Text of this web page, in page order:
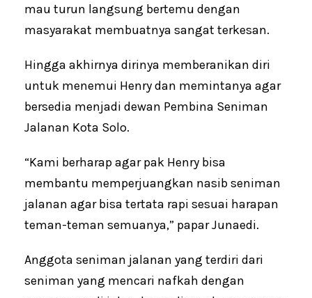
mau turun langsung bertemu dengan
masyarakat membuatnya sangat terkesan.
Hingga akhirnya dirinya memberanikan diri
untuk menemui Henry dan memintanya agar
bersedia menjadi dewan Pembina Seniman
Jalanan Kota Solo.
“Kami berharap agar pak Henry bisa
membantu memperjuangkan nasib seniman
jalanan agar bisa tertata rapi sesuai harapan
teman-teman semuanya,” papar Junaedi.
Anggota seniman jalanan yang terdiri dari
seniman yang mencari nafkah dengan